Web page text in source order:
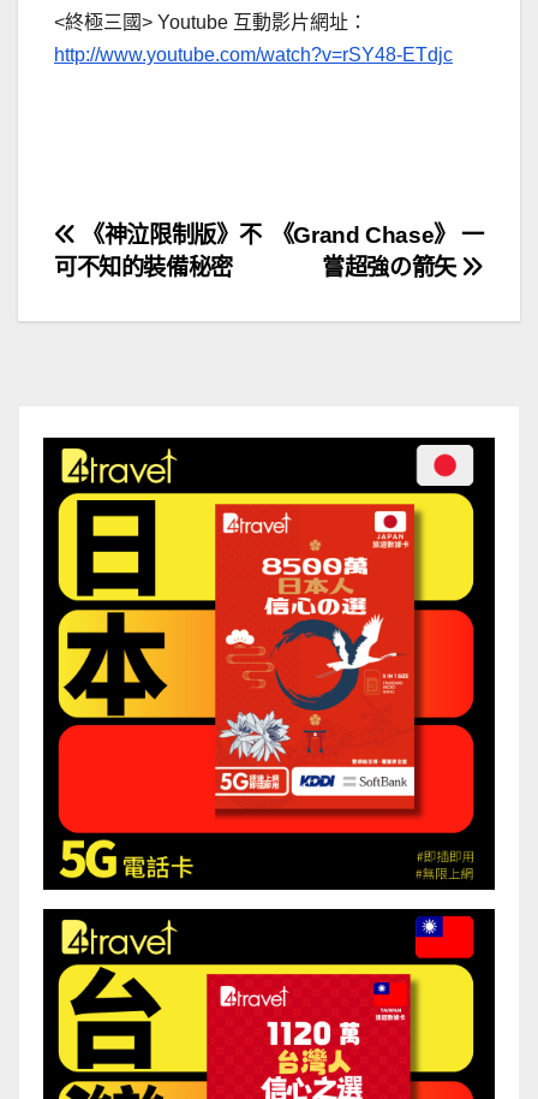
<終極三國> Youtube 互動影片網址：
http://www.youtube.com/watch?v=rSY48-ETdjc
文
章
《Grand Chase》 一
嘗超強の箭矢
《神泣限制版》不
可不知的裝備秘密